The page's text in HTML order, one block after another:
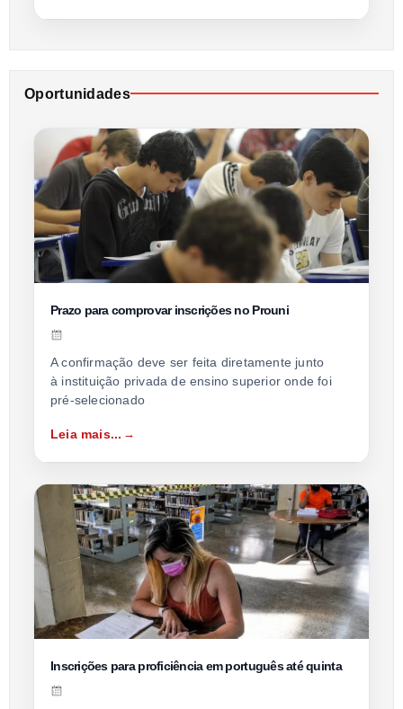
Oportunidades
Prazo para comprovar inscrições no Prouni
A confirmação deve ser feita diretamente junto
à instituição privada de ensino superior onde foi
pré-selecionado
Leia mais...
Inscrições para proficiência em português até quinta